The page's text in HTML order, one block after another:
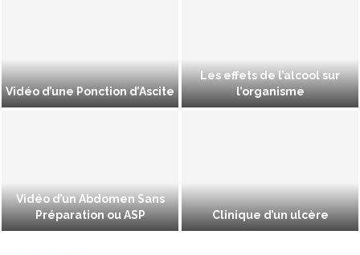
Vidéo d’une Ponction d’Ascite
Les effets de l’alcool sur
l’organisme
Vidéo d’un Abdomen Sans
Préparation ou ASP
Clinique d’un ulcère